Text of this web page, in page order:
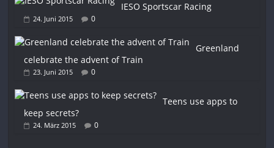
IESO Sportscar Racing
24. Juni 2015 0
Greenland
celebrate the advent of Train
23. Juni 2015 0
Teens use apps to
keep secrets?
24. März 2015 0